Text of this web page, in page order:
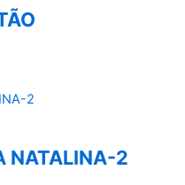
NATALINA-2